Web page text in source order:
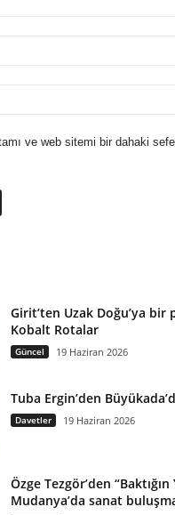
ve web sitemi bir dahaki
Girit’ten Uzak Doğu’ya bir
Kobalt Rotalar
Güncel 19 Haziran 2026
Tuba Ergin’den
Davetler 19 Haziran 2026
Özge Tezgör’den
Mudanya’da sanat